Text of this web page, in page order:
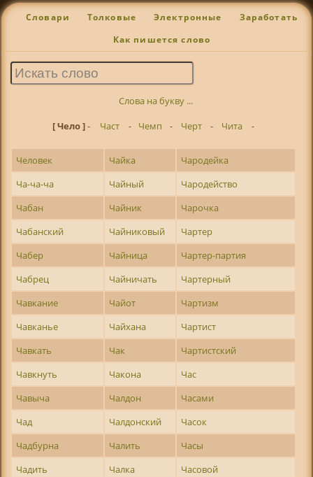
Словари Толковые Электронные Заработать
Как пишется слово
Слова на букву ...
[ Чело ]- Част - Чемп - Черт - Чита -
Человек Чайка
Чародейка
Ча-ча-ча
Чайный
Чародейство
Чабан
Чайник
Чарочка
Чабанский
Чайниковый
Чартер
Чабер
Чайница
Чартер-партия
Чабрец
Чайничать
Чартерный
Чавкание
Чайот
Чартизм
Чавканье
Чайхана
Чартист
Чавкать
Чак
Чартистский
Чавкнуть
Чакона
Час
Чавыча
Чалдон
Часами
Чад
Чалдонский
Часок
Чадбурна
Чалить
Часы
Чадить
Чалка
Часовой